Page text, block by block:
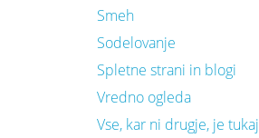
Smeh
Sodelovanje
Spletne strani in blogi
Vredno ogleda
Vse, kar ni drugje, je tukaj